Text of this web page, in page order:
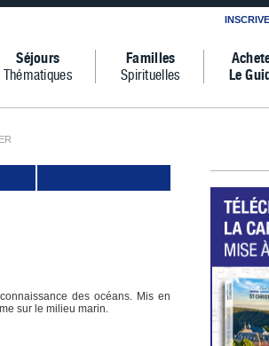
Séjours
Thématiques
Familles
Spirituelles
Le
des océans. Mis en
sur le milieu marin.